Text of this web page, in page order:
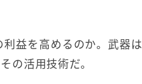
益を高めるのか。武器は
の活用技術だ。